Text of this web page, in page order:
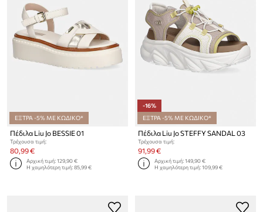
ΕΞΤΡΑ -5% ΜΕ ΚΩΔΙΚΟ*
Πέδιλα Liu Jo BESSIE 01
Τρέχουσα τιμή:
80,99 €
Αρχική τιμή:129,90 €
Η χαμηλότερη τιμή:85,99 €
-16%
ΕΞΤΡΑ -5% ΜΕ ΚΩΔΙΚΟ*
Πέδιλα Liu Jo STEFFY SANDAL 03
Τρέχουσα τιμή:
91,99 €
Αρχική τιμή:149,90 €
Η χαμηλότερη τιμή:109,99 €